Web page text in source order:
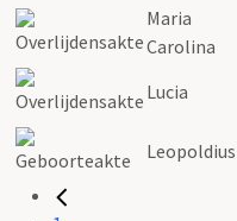
Maria
Carolina
Lucia
Leopoldius